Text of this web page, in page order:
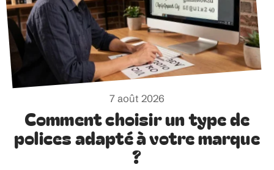
7 août 2026
Comment choisir un type de
polices adapté à votre marque
?